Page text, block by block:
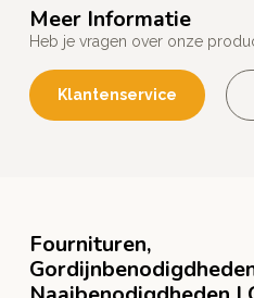
Meer Informatie
Heb je vragen over onze
Klantenservice
Fournituren,